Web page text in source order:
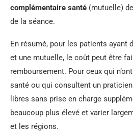
complémentaire santé (mutuelle)
de la séance.
En résumé, pour les patients ayant
et une mutuelle, le coût peut être
remboursement. Pour ceux qui
santé ou qui consultent un
libres sans prise en charge
beaucoup plus élevé et varier
et les régions.